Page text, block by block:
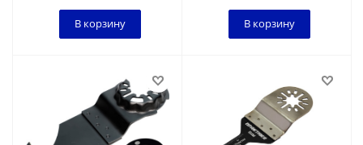
В корзину В корзину